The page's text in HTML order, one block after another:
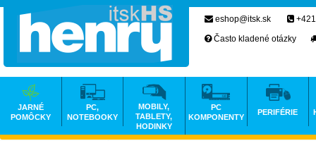
eshop@itsk.sk
Často kladené otázky
JARNÉ
POMÔCKY
PC,
NOTEBOOKY
MOBILY,
TABLETY,
HODINKY
PC
KOMPONENTY
PERIFÉRIE